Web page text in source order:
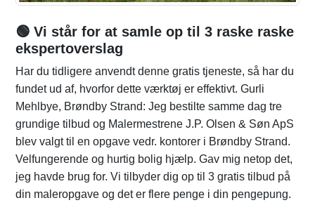
🟢 Vi står for at samle op til 3 raske raske
ekspertoverslag
Har du tidligere anvendt denne gratis tjeneste, så har du
fundet ud af, hvorfor dette værktøj er effektivt. Gurli
Mehlbye, Brøndby Strand: Jeg bestilte samme dag tre
grundige tilbud og Malermestrene J.P. Olsen & Søn ApS
blev valgt til en opgave vedr. kontorer i Brøndby Strand.
Velfungerende og hurtig bolig hjælp. Gav mig netop det,
jeg havde brug for. Vi tilbyder dig op til 3 gratis tilbud på
din maleropgave og det er flere penge i din pengepung.